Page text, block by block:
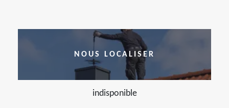
NOUS LOCALISER
indisponible